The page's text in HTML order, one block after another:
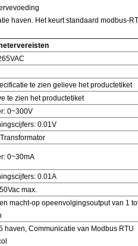
haven. Het keurt standaard modbus-
te zien gelieve het productetiket
te zien het productetiket
0~300V
0.01V
0~30mA
0.01A
max.
macht-op opeenvolgingsoutput van 1
haven, Communicatie van Modbus RTU